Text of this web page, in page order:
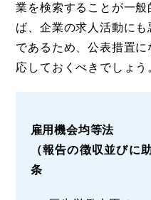
業を検索することが一
ば、企業の求人活動に
であるため、公表措置
応しておくべきでしょう
雇用機会均等法
（報告の徴収並びに
条